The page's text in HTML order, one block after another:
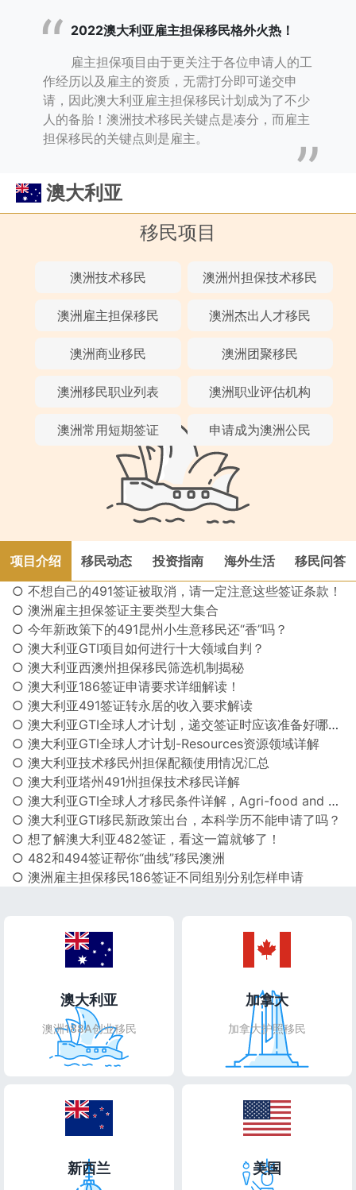
2022澳大利亚雇主担保移民格外火热！
雇主担保项目由于更关注于各位申请人的工
作经历以及雇主的资质，无需打分即可递交申
请，因此澳大利亚雇主担保移民计划成为了不少
人的备胎！澳洲技术移民关键点是凑分，而雇主
担保移民的关键点则是雇主。
澳大利亚
移民项目
澳洲技术移民 澳洲州担保技术移民
澳洲雇主担保移民 澳洲杰出人才移民
澳洲商业移民 澳洲团聚移民
澳洲移民职业列表 澳洲职业评估机构
澳洲常用短期签证 申请成为澳洲公民
项目介绍 移民动态 投资指南 海外生活
移民问答
○ 不想自己的491签证被取消，请一定注意这些签证条款！
○ 澳洲雇主担保签证主要类型大集合
○ 今年新政策下的491昆州小生意移民还“香”吗？
○ 澳大利亚GTI项目如何进行十大领域自判？
○ 澳大利亚西澳州担保移民筛选机制揭秘
○ 澳大利亚186签证申请要求详细解读！
○ 澳大利亚491签证转永居的收入要求解读
○ 澳大利亚GTI全球人才计划，递交签证时应该准备好哪些文件？
○ 澳大利亚GTI全球人才计划-Resources资源领域详解
○ 澳大利亚技术移民州担保配额使用情况汇总
○ 澳大利亚塔州491州担保技术移民详解
○ 澳大利亚GTI全球人才移民条件详解，Agri-food and AgTech农业食品和农业技术领域
○ 澳大利亚GTI移民新政策出台，本科学历不能申请了吗？
○ 想了解澳大利亚482签证，看这一篇就够了！
○ 482和494签证帮你“曲线”移民澳洲
○ 澳洲雇主担保移民186签证不同组别分别怎样申请
澳大利亚
澳洲188A创业移民
加拿大
加拿大护照移民
新西兰 美国